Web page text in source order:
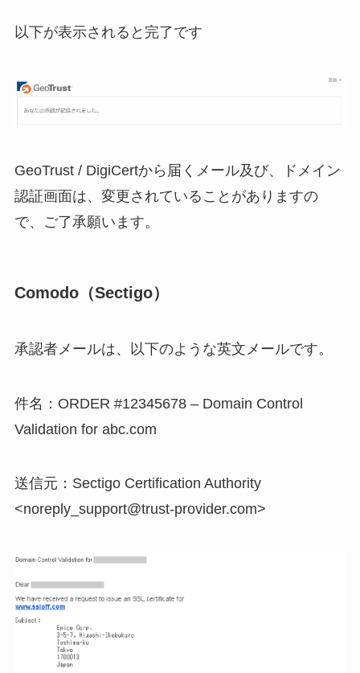
以下が表示されると完了です
GeoTrust / DigiCertから届くメール及び、ドメイン
認証画面は、変更されていることがありますの
で、ご了承願います。
Comodo（Sectigo）
承認者メールは、以下のような英文メールです。
件名：ORDER #12345678 – Domain Control
Validation for abc.com
送信元：Sectigo Certification Authority
<noreply_support@trust-provider.com>